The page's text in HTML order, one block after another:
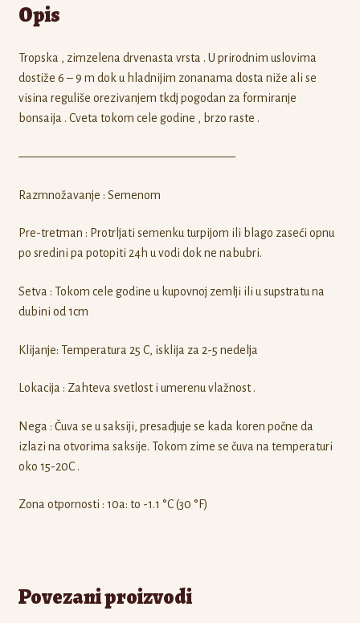
Opis
Tropska , zimzelena drvenasta vrsta . U prirodnim uslovima
dostiže 6 – 9 m dok u hladnijim zonanama dosta niže ali se
visina reguliše orezivanjem tkdj pogodan za formiranje
bonsaija . Cveta tokom cele godine , brzo raste .
——————————————————
Razmnožavanje : Semenom
Pre-tretman : Protrljati semenku turpijom ili blago zaseći opnu
po sredini pa potopiti 24h u vodi dok ne nabubri.
Setva : Tokom cele godine u kupovnoj zemlji ili u supstratu na
dubini od 1cm
Klijanje: Temperatura 25 C, isklija za 2-5 nedelja
Lokacija : Zahteva svetlost i umerenu vlažnost .
Nega : Čuva se u saksiji, presadjuje se kada koren počne da
izlazi na otvorima saksije. Tokom zime se čuva na temperaturi
oko 15-20C .
Zona otpornosti : 10a: to -1.1 °C (30 °F)
Povezani proizvodi